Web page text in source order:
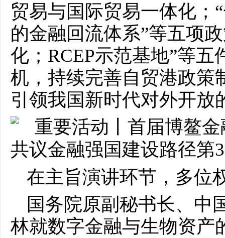
贸易与国际贸易一体化；
的金融回流体系”等五项
化；RCEP示范基地”等
机，持续完善自贸港政策
引领我国新时代对外开放
在主旨演讲环节，多位
国务院原副秘书长、中
林就数字金融与生物资产